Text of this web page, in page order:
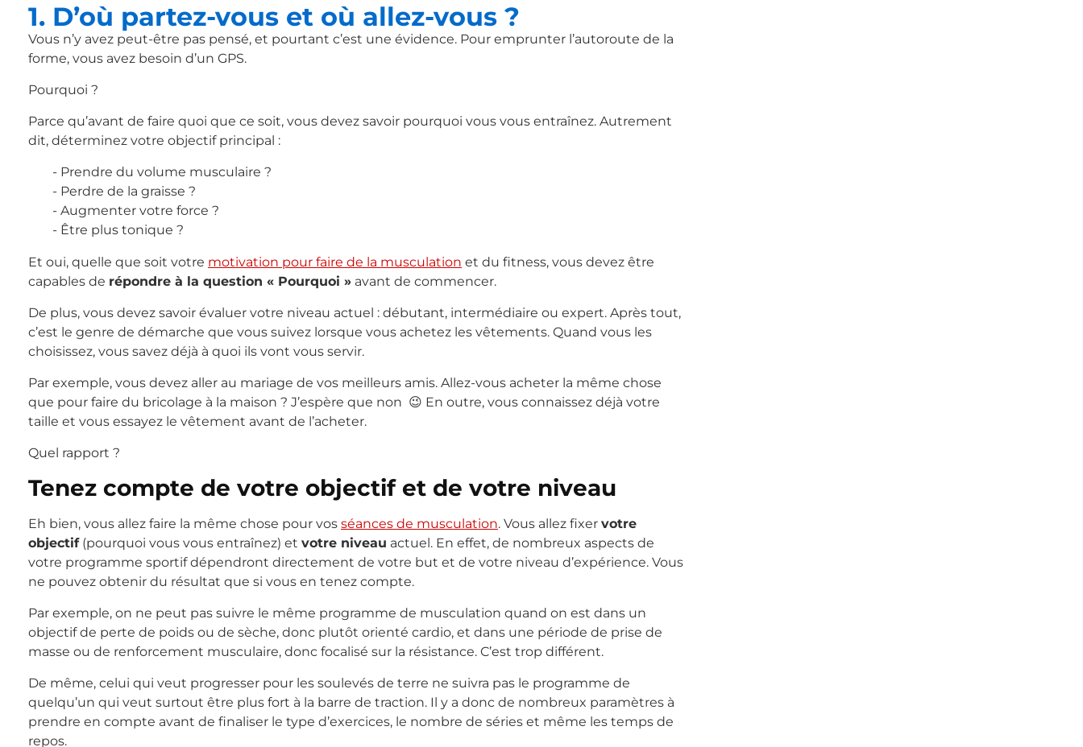
1. D’où partez-vous et où allez-vous ?
Vous n’y avez peut-être pas pensé, et pourtant c’est une évidence. Pour emprunter l’autoroute de la
forme, vous avez besoin d’un GPS.
Pourquoi ?
Parce qu’avant de faire quoi que ce soit, vous devez savoir pourquoi vous vous entraînez. Autrement
dit, déterminez votre objectif principal :
Prendre du volume musculaire ?
Perdre de la graisse ?
Augmenter votre force ?
Être plus tonique ?
Et oui, quelle que soit votre motivation pour faire de la musculation et du fitness, vous devez être
capables de répondre à la question « Pourquoi » avant de commencer.
De plus, vous devez savoir évaluer votre niveau actuel : débutant, intermédiaire ou expert. Après tout,
c’est le genre de démarche que vous suivez lorsque vous achetez les vêtements. Quand vous les
choisissez, vous savez déjà à quoi ils vont vous servir.
Par exemple, vous devez aller au mariage de vos meilleurs amis. Allez-vous acheter la même chose
que pour faire du bricolage à la maison ? J’espère que non 😉 En outre, vous connaissez déjà votre
taille et vous essayez le vêtement avant de l’acheter.
Quel rapport ?
Tenez compte de votre objectif et de votre niveau
Eh bien, vous allez faire la même chose pour vos séances de musculation. Vous allez fixer votre
objectif(pourquoi vous vous entraînez) et votre niveau actuel. En effet, de nombreux aspects de
votre programme sportif dépendront directement de votre but et de votre niveau d’expérience. Vous
ne pouvez obtenir du résultat que si vous en tenez compte.
Par exemple, on ne peut pas suivre le même programme de musculation quand on est dans un
objectif de perte de poids ou de sèche, donc plutôt orienté cardio, et dans une période de prise de
masse ou de renforcement musculaire, donc focalisé sur la résistance. C’est trop différent.
De même, celui qui veut progresser pour les soulevés de terre ne suivra pas le programme de
quelqu’un qui veut surtout être plus fort à la barre de traction. Il y a donc de nombreux paramètres à
prendre en compte avant de finaliser le type d’exercices, le nombre de séries et même les temps de
repos.